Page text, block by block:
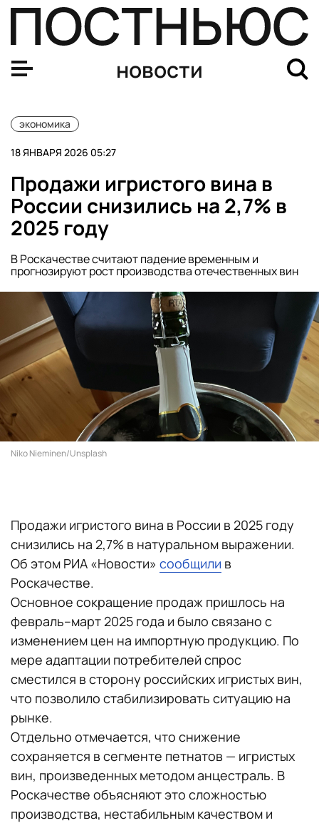
новости
экономика
18 ЯНВАРЯ 2026 05:27
Продажи игристого вина в
России снизились на 2,7% в
2025 году
В Роскачестве считают падение временным и
прогнозируют рост производства отечественных вин
Niko Nieminen/Unsplash
Продажи игристого вина в России в 2025 году
снизились на 2,7% в натуральном выражении.
Об этом РИА «Новости» сообщили в
Роскачестве.
Основное сокращение продаж пришлось на
февраль–март 2025 года и было связано с
изменением цен на импортную продукцию. По
мере адаптации потребителей спрос
сместился в сторону российских игристых вин,
что позволило стабилизировать ситуацию на
рынке.
Отдельно отмечается, что снижение
сохраняется в сегменте петнатов — игристых
вин, произведенных методом анцестраль. В
Роскачестве объясняют это сложностью
производства, нестабильным качеством и
Продажи игристого вина в России снизились на 2,7%